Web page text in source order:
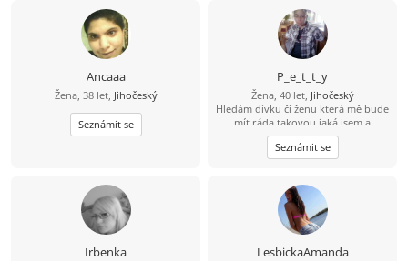
Ancaaa
Žena, 38 let, Jihočeský
Seznámit se
P_e_t_t_y
Žena, 40 let, Jihočeský
Hledám dívku či ženu která mě bude
mít ráda takovou jaká jsem a
nebude mě chtít měnit.Nemám ráda
lži a neupřímnost.Chci ještě něco
zažít a ne sedět doma a nebo chodit
Seznámit se
Irbenka LesbickaAmanda